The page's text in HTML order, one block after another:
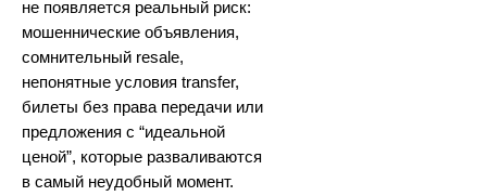
не появляется реальный риск:
мошеннические объявления,
сомнительный resale,
непонятные условия transfer,
билеты без права передачи или
предложения с “идеальной
ценой”, которые разваливаются
в самый неудобный момент.